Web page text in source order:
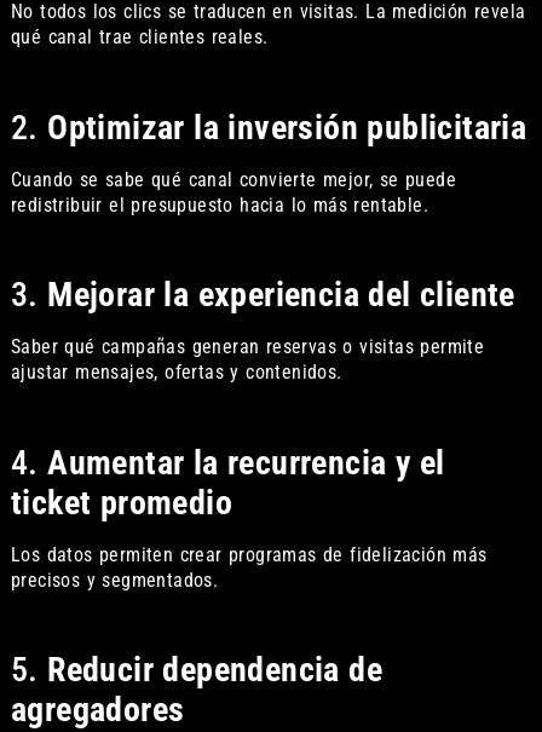
No todos los clics se traducen en visitas. La medición revela
qué canal trae clientes reales.
2. Optimizar la inversión publicitaria
Cuando se sabe qué canal convierte mejor, se puede
redistribuir el presupuesto hacia lo más rentable.
3. Mejorar la experiencia del cliente
Saber qué campañas generan reservas o visitas permite
ajustar mensajes, ofertas y contenidos.
4.Aumentar la recurrencia y el
ticket promedio
Los datos permiten crear programas de fidelización más
precisos y segmentados.
5. Reducir dependencia de
agregadores